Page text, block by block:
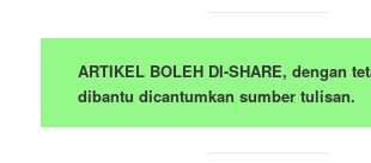
ARTIKEL BOLEH DI-SHARE, dengan
dibantu dicantumkan sumber tulisan.